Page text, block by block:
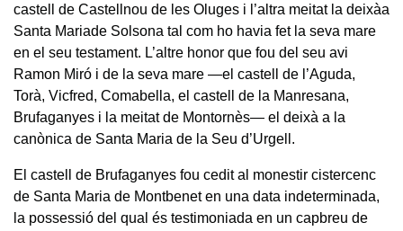
castell de Castellnou de les Oluges i l’altra meitat la deixàa
Santa Mariade Solsona tal com ho havia fet la seva mare
en el seu testament. L’altre honor que fou del seu avi
Ramon Miró i de la seva mare —el castell de l’Aguda,
Torà, Vicfred, Comabella, el castell de la Manresana,
Brufaganyes i la meitat de Montornès— el deixà a la
canònica de Santa Maria de la Seu d’Urgell.
El castell de Brufaganyes fou cedit al monestir cistercenc
de Santa Maria de Montbenet en una data indeterminada,
la possessió del qual és testimoniada en un capbreu de